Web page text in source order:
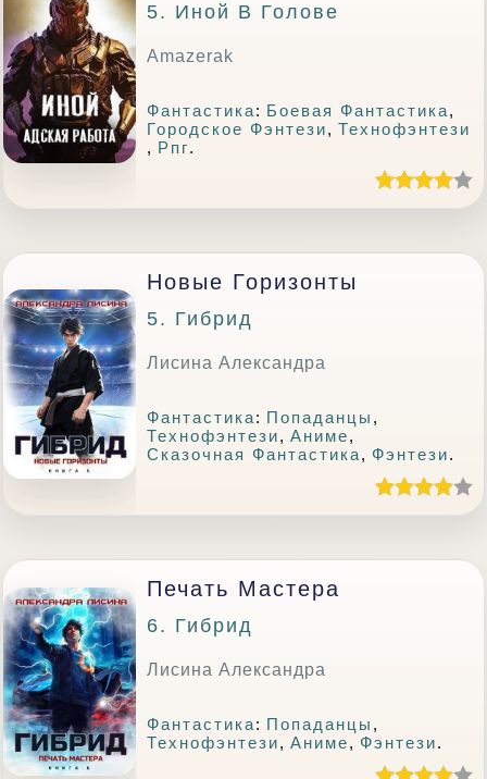
5. Иной В Голове
Amazerak
Фантастика: Боевая Фантастика,
Городское Фэнтези,Технофэнтези
, Рпг.
Новые Горизонты
5. Гибрид
Лисина Александра
Фантастика: Попаданцы ,
Технофэнтези,Аниме,
Сказочная Фантастика, Фэнтези.
Печать Мастера
6. Гибрид
Лисина Александра
Фантастика: Попаданцы ,
Технофэнтези,Аниме, Фэнтези.